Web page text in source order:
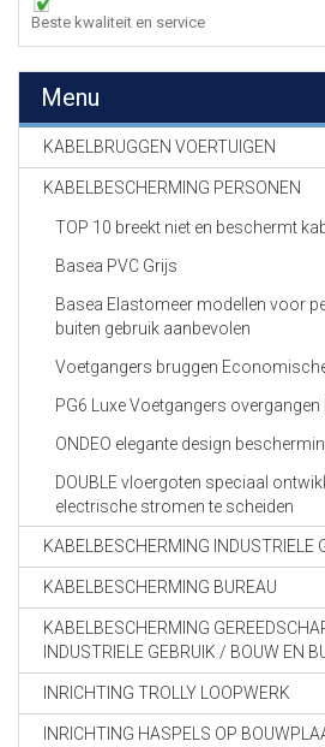
Beste kwaliteit en service
Menu
KABELBRUGGEN VOERTUIGEN
KABELBESCHERMING PERSONEN
TOP 10 breekt niet en beschermt
Basea PVC Grijs
Basea Elastomeer modellen voor
buiten gebruik aanbevolen
Voetgangers bruggen
PG6 Luxe Voetgangers overgangen
ONDEO elegante design
DOUBLE vloergoten speciaal
electrische stromen te scheiden
KABELBESCHERMING INDUSTRIELE
KABELBESCHERMING BUREAU
KABELBESCHERMING
INDUSTRIELE GEBRUIK / BOUW EN
INRICHTING TROLLY LOOPWERK
INRICHTING HASPELS OP